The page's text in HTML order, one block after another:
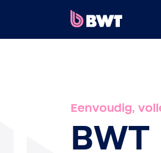
EEN KIT ZONDER ACCOUNT
Eenvoudig,